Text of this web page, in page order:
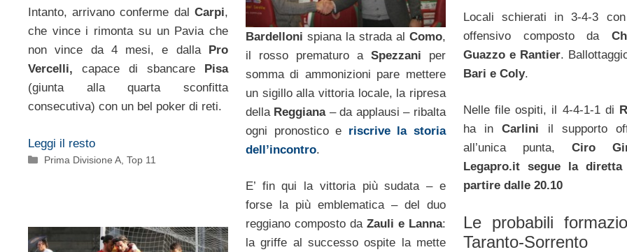
Locali schierati in 3-4-3
offensivo composto da
Guazzo e Rantier.
Bari e Coly.
Nelle file ospiti, il 4-4-1-1 di
ha inCarlini il supporto
all’unica punta, Ciro
Legapro.it segue la
partire dalle 20.10
Le probabili
Taranto-Sorrento
Intanto, arrivano conferme dal Carpi,
che vince i rimonta su un Pavia che
non vince da 4 mesi, e dalla
Pro
Vercelli, capace di sbancare
Pisa
(giunta alla quarta sconfitta
consecutiva) con un bel poker di reti.
Leggi il resto
Categorie
Prima Divisione A ,Top 11
Bardelloni spiana la strada al Como,
il rosso prematuro a Spezzani per
somma di ammonizioni pare mettere
un sigillo alla vittoria locale, la ripresa
della Reggiana– da applausi – ribalta
ogni pronostico e riscrive la storia
dell’incontro.
E’ fin qui la vittoria più sudata – e
forse la più emblematica – del duo
reggiano composto da Zauli e Lanna:
la griffe al successo ospite la mette